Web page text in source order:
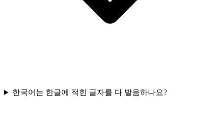
한국어는 한글에 적힌 글자를 다 발음하나요?